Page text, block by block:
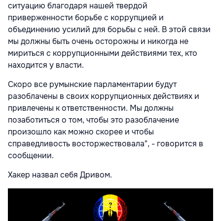
ситуацию благодаря нашей твердой
приверженности борьбе с коррупцией и
объединению усилий для борьбы с ней. В этой связи
мы должны быть очень осторожны и никогда не
мириться с коррупционными действиями тех, кто
находится у власти.
Скоро все румынские парламентарии будут
разоблачены в своих коррупционных действиях и
привлечены к ответственности. Мы должны
позаботиться о том, чтобы это разоблачение
произошло как можно скорее и чтобы
справедливость восторжествовала", - говорится в
сообщении.
Хакер назвал себя Дривом.